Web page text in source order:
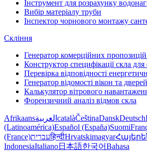
Інструмент для розрахунку
Вибір матеріалу труби
Інспектор чорнового монтажу
Скління
Генератор комерційних
Конструктор специфікації скла для
Перевірка відповідності
Генератор відомості вікон та дверей
Калькулятор вітрового
Форензичний аналіз відмов скла
Afrikaansالعربية catalàČeštinaDanskDeutsch
(Latinoamérica)Español (España)Suomi
(France)עבריתहिन्दीHrvatskimagyar
IndonesiaItaliano日本語한국어Bahasa